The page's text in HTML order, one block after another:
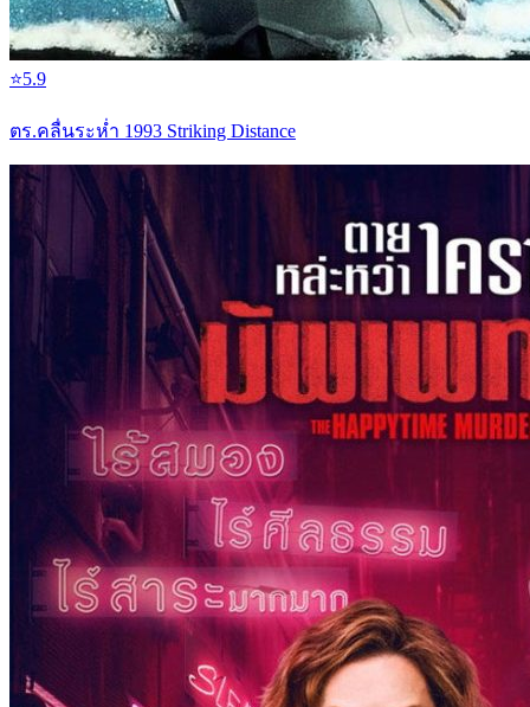
⭐5.9
ตร.คลื่นระห่ำ 1993 Striking Distance